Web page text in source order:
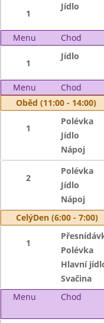
1
Jídlo
Menu Chod
1
Jídlo
Menu Chod
Oběd (11:00 - 14:00)
1
Polévka
Jídlo
Nápoj
2
Polévka
Jídlo
Nápoj
CelýDen (6:00 - 7:00)
1
Polévka
Hlavní
Svačina
Menu
Chod